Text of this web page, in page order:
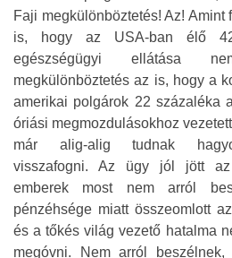
Faji megkülönböztetés! Az! Amint
is, hogy az USA-ban élő
egészségügyi ellátása
megkülönböztetés az is, hogy a
amerikai polgárok 22 százaléka
óriási megmozdulásokhoz
már alig-alig tudnak
visszafogni. Az ügy jól jött
emberek most nem arról
pénzéhsége miatt összeomlott
és a tőkés világ vezető hatalma
megóvni. Nem arról